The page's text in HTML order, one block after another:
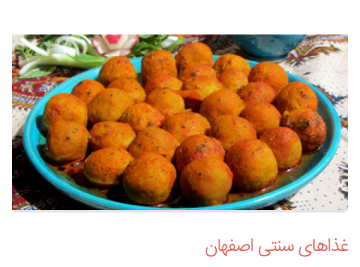
غذاهای سنتی اصفهان